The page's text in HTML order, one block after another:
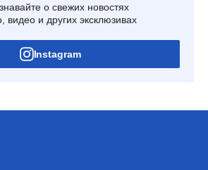
о свежих новостях
видео и других эксклюзивах
Instagram